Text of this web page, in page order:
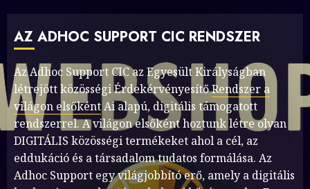
AZ ADHOC SUPPORT CIC RENDSZER
Az Adhoc Support CIC az Egyesült Királyságban
létrejött közösségi ÉrdekérvényesítőRendszer a
világon elsőkéntAi alapú, digitális támogatott
rendszerrel. A világon elsőként hoztunk létre olyan
DIGITÁLIS közösségi termékeket ahol a cél, az
eddukáció és a társadalom tudatos formálása. Az
Adhoc Support egy világjobbító erő, amely a digitális